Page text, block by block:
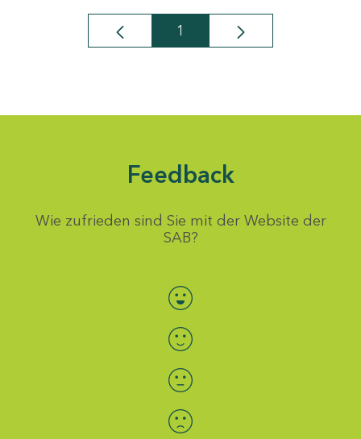
Seite
1
Feedback
Wie zufrieden sind Sie mit der Website der
SAB?
Bewertung auswählen